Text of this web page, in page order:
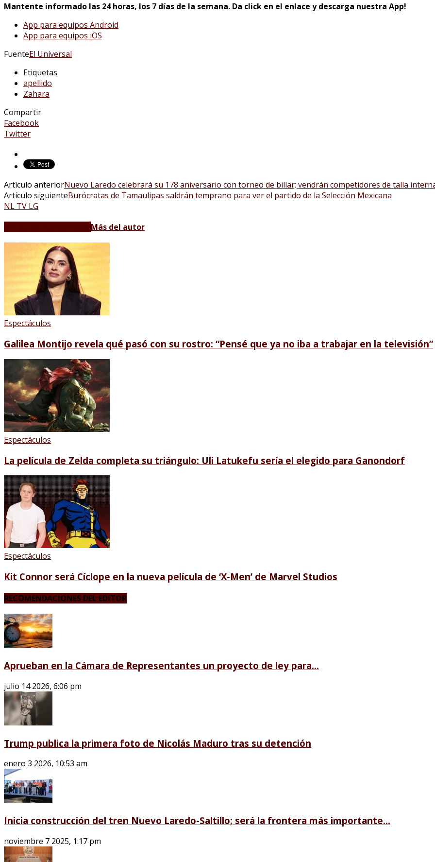
Mantente informado las 24 horas, los 7 días de la semana. Da click en el enlace y descarga nuestra App!
App para equipos Android
App para equipos iOS
FuenteEl Universal
Etiquetas
apellido
Zahara
Compartir
Facebook
Twitter
Artículo anteriorNuevo Laredo celebrará su 178 aniversario con torneo de billar; vendrán competidores de talla
Artículo siguienteBurócratas de Tamaulipas saldrán temprano para ver el partido de la Selección Mexicana
NL TV LG
Más del autor
Espectáculos
Galilea Montijo revela qué pasó con su rostro: “Pensé que ya no iba a trabajar en la televisión”
Espectáculos
La película de Zelda completa su triángulo: Uli Latukefu sería el elegido para Ganondorf
Espectáculos
Kit Connor será Cíclope en la nueva película de ‘X-Men’ de Marvel Studios
RECOMENDACIONES DEL EDITOR
Aprueban en la Cámara de Representantes un proyecto de ley para...
julio 14 2026, 6:06 pm
Trump publica la primera foto de Nicolás Maduro tras su detención
enero 3 2026, 10:53 am
Inicia construcción del tren Nuevo Laredo-Saltillo; será la frontera más importante...
noviembre 7 2025, 1:17 pm